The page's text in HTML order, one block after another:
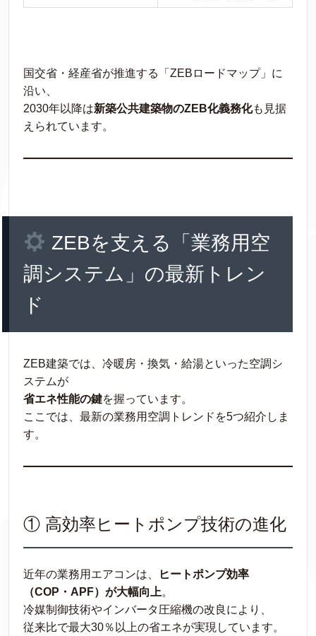
国交省・経産省が推進する「ZEBロードマップ」に
沿い、
2030年以降は新築公共建築物のZEB化義務化も見据
えられています。
ZEBを支える「業務用空
調システム」の最新トレン
ド
ZEB建築では、冷暖房・換気・給湯といった空調シ
ステムが
省エネ性能の鍵を握っています。
ここでは、最新の業務用空調トレンドを5つ紹介しま
す。
① 高効率ヒートポンプ技術の進化
近年の業務用エアコンは、
ヒートポンプ効率
（COP・APF）が大幅向上。
冷媒制御技術やインバータ圧縮機の改良により、
従来比で最大30％以上の省エネが実現しています。